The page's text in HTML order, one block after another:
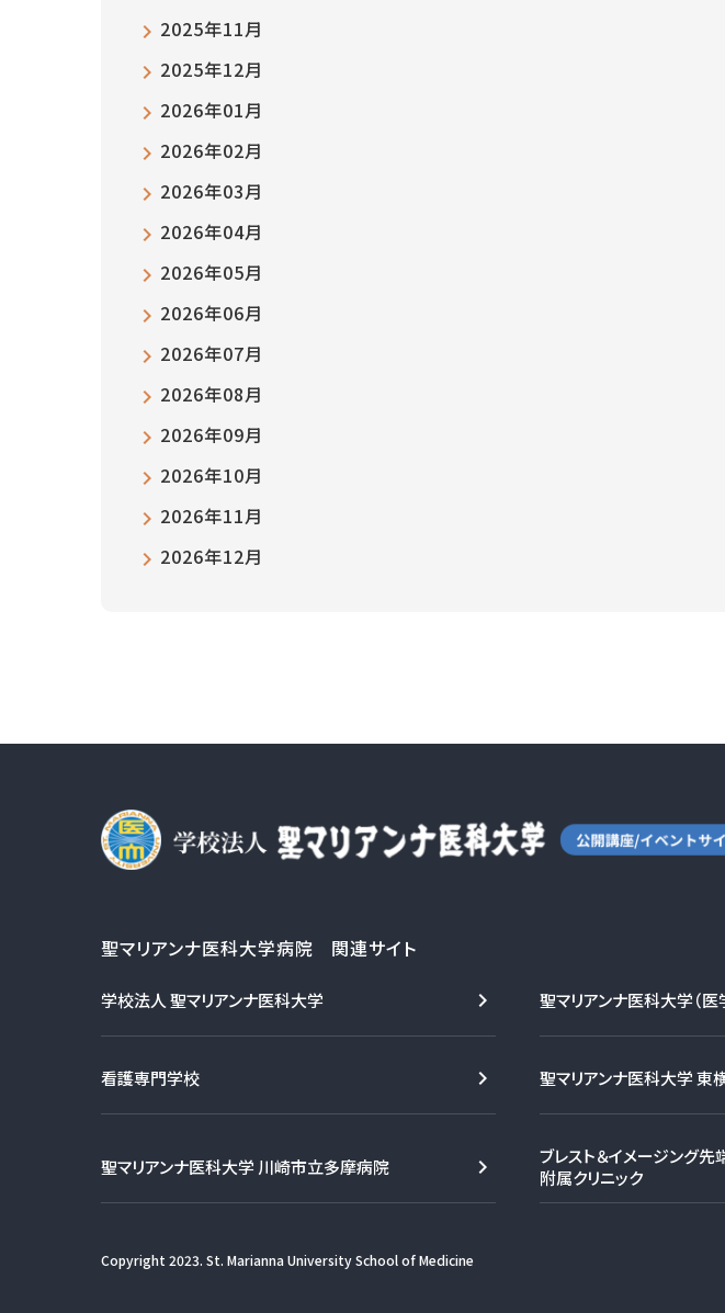
2025年11月
2025年12月
2026年01月
2026年02月
2026年03月
2026年04月
2026年05月
2026年06月
2026年07月
2026年08月
2026年09月
2026年10月
2026年11月
2026年12月
聖マリアンナ医科大学病院 関連サイト
学校法人 聖マリアンナ医科大学 聖マリアンナ医科大学（医
看護専門学校 聖マリアンナ医科大学 東
聖マリアンナ医科大学 川崎市立多摩病院
ブレスト＆イメージング先
附属クリニック
Copyright 2023. St. Marianna University School of Medicine